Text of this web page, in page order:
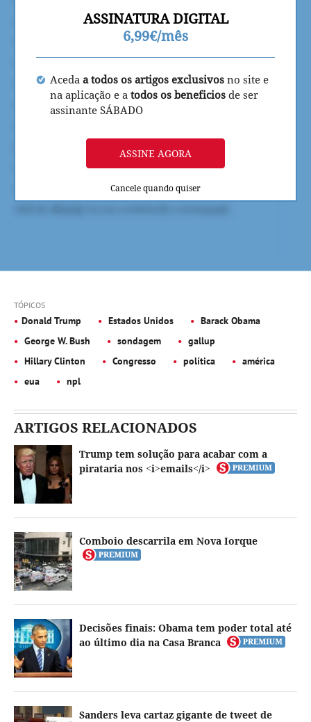
ASSINATURA DIGITAL
6,99€/mês
Aceda a todos os artigos exclusivos no site e
na aplicação e a todos os beneficios de ser
assinante SÁBADO
ASSINE AGORA
Cancele quando quiser
TÓPICOS
Donald Trump Estados Unidos
Barack Obama
George W. Bush
sondagem
gallup
Hillary Clinton
Congresso política
américa
eua
npl
ARTIGOS RELACIONADOS
Trump tem solução para acabar com a
pirataria nos <i>emails</i>
Comboio descarrila em Nova Iorque
Decisões finais: Obama tem poder total até
ao último dia na Casa Branca
Sanders leva cartaz gigante de tweet de